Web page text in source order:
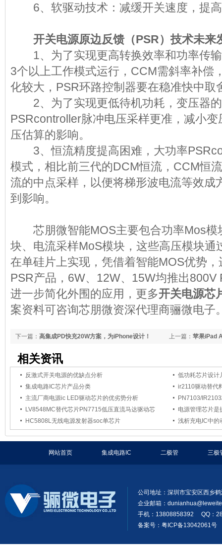
6、软驱动技术：减缓开关速度，提高
开关电源原边反馈（PSR）技术未
1、为了实现更高转换效率和功率传输
3个以上工作模式运行，CCM需斜率补偿
化较大，PSR环路控制器要在稳准快
2、为了实现更低待机功耗，变压器的
PSRcontroller脉冲电压采样更准，减小
压估算的影响。
3、恒流精度提高困难，大功率
模式，相比前三代的DCM恒流，CCM恒
流的中点采样，以便将梯形波电流等效成
到影响。
芯朋微智能MOS主要包合功率Mos模
块、电流采样MoS模块，这些高压模块通
在单硅片上实现，凭借着智能MOS优势
PSR产品，6W、12W、15W均推出800V
进一步简化外围的应用，更多开关电源芯
案资料可咨询芯朋微资深代理商骊微电子
上一篇： 苹果iPad
下一篇： 高集成PD快充20W方案，为iPhone设计！
相关资讯
反激式开关电源的优缺点分析
低功耗芯片设计
集成电路IC芯片产品分类
ir2110驱动替代
主流厂商电源ic LED驱动芯片的优劣势分析
PN7103/
LV8548MC替代芯片PN7715低压直流马达驱动芯
电源管理芯片是
HC5808L无线电源发射器soc单芯片
浅析充电IC中的
网站首页 集成电路IC 二极管 三极
公司地址：深圳市宝安区西乡
企业邮箱：
手机：13808858392 QQ：
备案号：粤ICP备13042061号